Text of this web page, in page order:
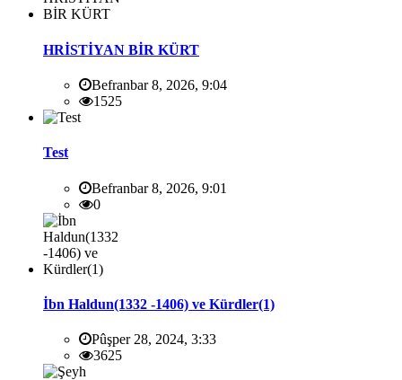
HRİSTİYAN BİR KÜRT
Befranbar 8, 2026, 9:04
1525
Test
Befranbar 8, 2026, 9:01
0
İbn Haldun(1332 -1406) ve Kürdler(1)
Pûşper 28, 2024, 3:33
3625